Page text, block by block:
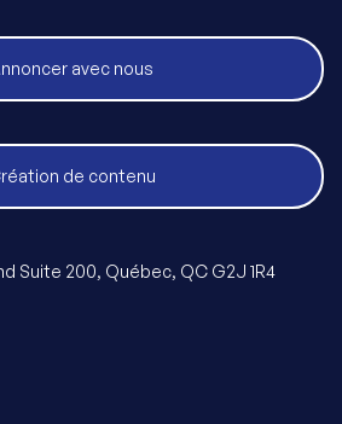
avec nous
de contenu
Suite 200, Québec, QC G2J 1R4